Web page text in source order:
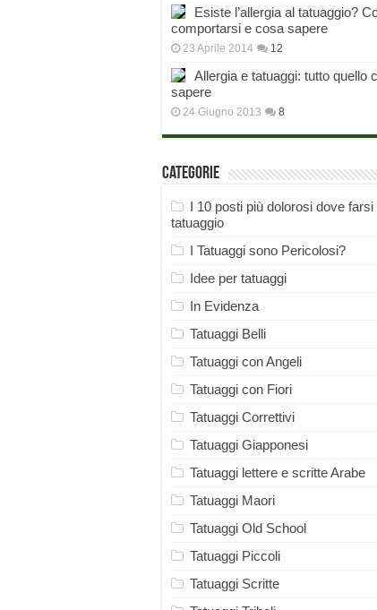
Esiste l’allergia al tatuaggio?
comportarsi e cosa sapere
23 Aprile 2014 12
Allergia e tatuaggi: tutto quello
sapere
24 Giugno 2013 8
Categorie
I 10 posti più dolorosi dove farsi
tatuaggio
I Tatuaggi sono Pericolosi?
Idee per tatuaggi
In Evidenza
Tatuaggi Belli
Tatuaggi con Angeli
Tatuaggi con Fiori
Tatuaggi Correttivi
Tatuaggi Giapponesi
Tatuaggi lettere e scritte Arabe
Tatuaggi Maori
Tatuaggi Old School
Tatuaggi Piccoli
Tatuaggi Scritte